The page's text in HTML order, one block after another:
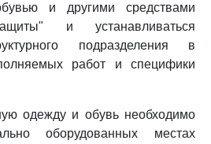
и другими средствами
и устанавливаться
подразделения в
работ и специфики
одежду и обувь необходимо
оборудованных местах